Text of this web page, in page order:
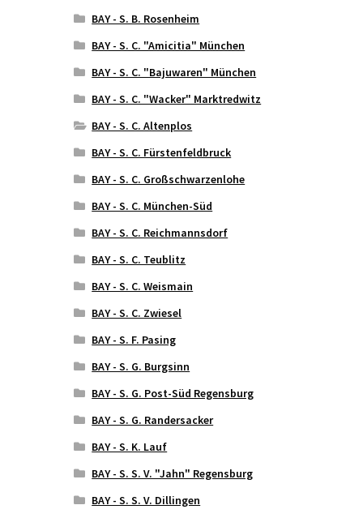
BAY - S. B. Rosenheim
BAY - S. C. "Amicitia" München
BAY - S. C. "Bajuwaren" München
BAY - S. C. "Wacker" Marktredwitz
BAY - S. C. Altenplos
BAY - S. C. Fürstenfeldbruck
BAY - S. C. Großschwarzenlohe
BAY - S. C. München-Süd
BAY - S. C. Reichmannsdorf
BAY - S. C. Teublitz
BAY - S. C. Weismain
BAY - S. C. Zwiesel
BAY - S. F. Pasing
BAY - S. G. Burgsinn
BAY - S. G. Post-Süd Regensburg
BAY - S. G. Randersacker
BAY - S. K. Lauf
BAY - S. S. V. "Jahn" Regensburg
BAY - S. S. V. Dillingen